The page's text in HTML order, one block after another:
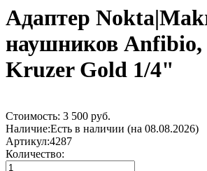
Адаптер
наушников Anfibio,
Kruzer Gold 1/4"
Стоимость: 3 500 руб.
Наличие:Есть в наличии (на 08.08.2026)
Артикул:4287
Количество: